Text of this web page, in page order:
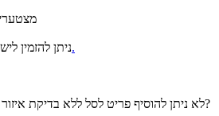
ניתן להזמיןחנויות המותג.
לא ניתן להוסיף פריט לסל ללא בדיקת איזור השילוח. האם ברצונך לסגור?